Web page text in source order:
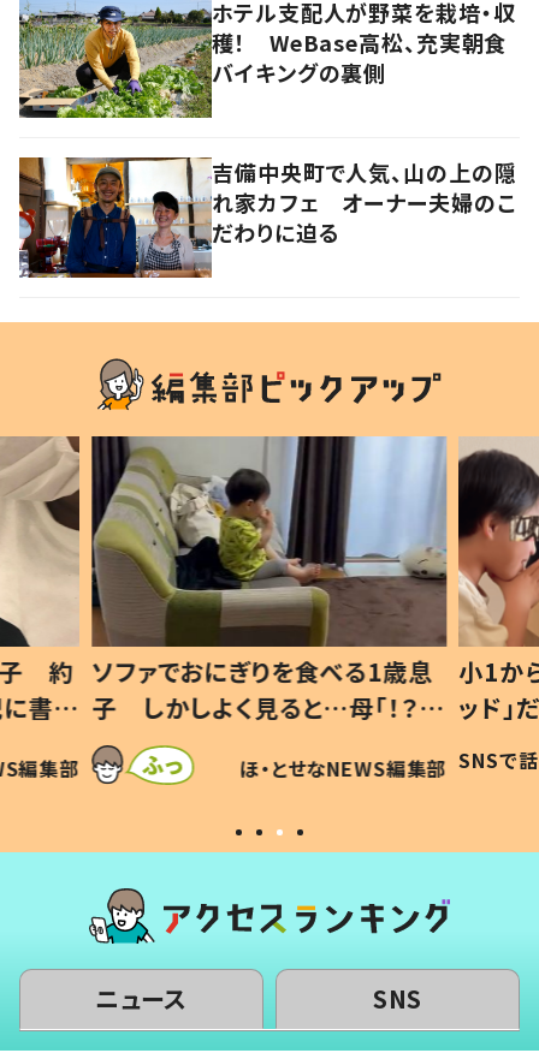
ホテル支配人が野菜を栽培・収
穫！ WeBase高松、充実朝食
バイキングの裏側
吉備中央町で人気、山の上の隠
れ家カフェ オーナー夫婦のこ
だわりに迫る
歳息
？」
編集部
小1から不登校、息子は「ギフテ
ッド」だった 父が“ウチ給食”を
作り続ける理由とは #令和の親
#令和の子
SNSで話題 ほ・とせなNEWS編集部
ひ孫
が、抱
「涙
い」
ニュース SNS